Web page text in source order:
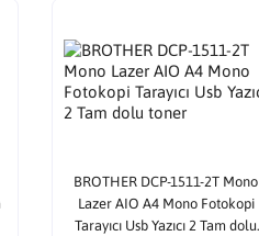
BROTHER DCP-1511-2T Mono
Lazer AIO A4 Mono Fotokopi
Tarayıcı Usb Yazıcı 2 Tam dolu